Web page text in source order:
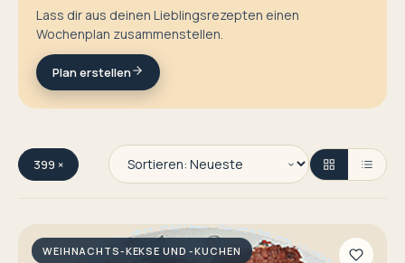
Lass dir aus deinen Lieblingsrezepten einen
Wochenplan zusammenstellen.
Plan erstellen
399 ×
WEIHNACHTS-KEKSE UND -KUCHEN